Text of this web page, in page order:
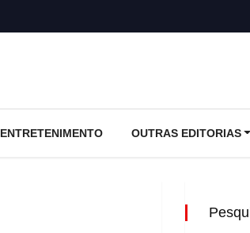
ENTRETENIMENTO OUTRAS EDITORIAS